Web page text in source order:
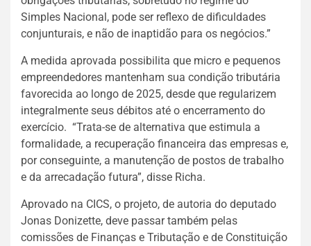
Simples Nacional, pode ser reflexo de dificuldades
conjunturais, e não de inaptidão para os negócios.”
A medida aprovada possibilita que micro e pequenos
empreendedores mantenham sua condição tributária
favorecida ao longo de 2025, desde que regularizem
integralmente seus débitos até o encerramento do
exercício. “Trata-se de alternativa que estimula a
formalidade, a recuperação financeira das empresas e,
por conseguinte, a manutenção de postos de trabalho
e da arrecadação futura”, disse Richa.
Aprovado na CICS, o projeto, de autoria do deputado
Jonas Donizette, deve passar também pelas
comissões de Finanças e Tributação e de Constituição